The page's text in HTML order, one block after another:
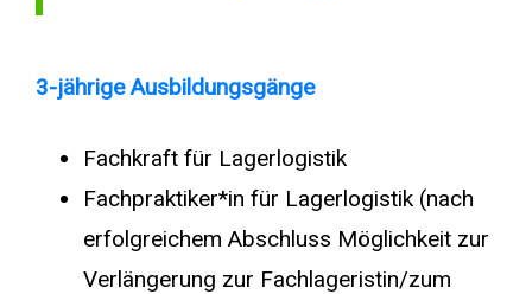
3-jährige Ausbildungsgänge
Fachkraft für Lagerlogistik
Fachpraktiker*in für Lagerlogistik (nach
erfolgreichem Abschluss Möglichkeit zur
Verlängerung zur Fachlageristin/zum